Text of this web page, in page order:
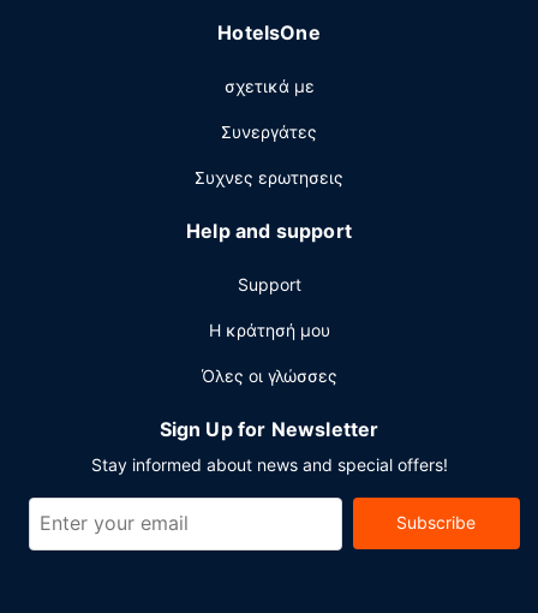
Στις σημαντικές παροχές περιλαμβάνονται δωρεάν
κέντρο και υπηρεσίες στεγνοκαθαριστηρίου/πλυντηρίων.
HotelsOne
σχετικά με
Συνεργάτες
Συχνες ερωτησεις
Help and support
Support
Η κράτησή μου
Όλες οι γλώσσες
Sign Up for Newsletter
Stay informed about news and special offers!
Subscribe